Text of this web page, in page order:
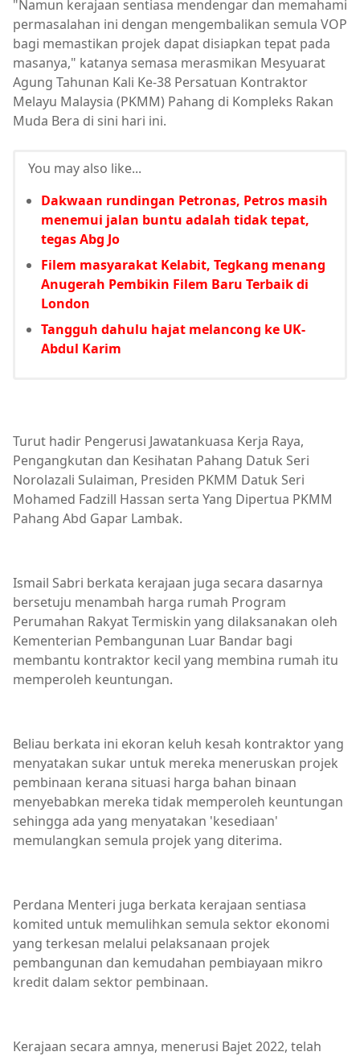
"Namun kerajaan sentiasa mendengar dan memahami
permasalahan ini dengan mengembalikan semula VOP
bagi memastikan projek dapat disiapkan tepat pada
masanya," katanya semasa merasmikan Mesyuarat
Agung Tahunan Kali Ke-38 Persatuan Kontraktor
Melayu Malaysia (PKMM) Pahang di Kompleks Rakan
Muda Bera di sini hari ini.
You may also like...
Dakwaan rundingan Petronas, Petros masih
menemui jalan buntu adalah tidak tepat,
tegas Abg Jo
Filem masyarakat Kelabit, Tegkang menang
Anugerah Pembikin Filem Baru Terbaik di
London
Tangguh dahulu hajat melancong ke UK-
Abdul Karim
Turut hadir Pengerusi Jawatankuasa Kerja Raya,
Pengangkutan dan Kesihatan Pahang Datuk Seri
Norolazali Sulaiman, Presiden PKMM Datuk Seri
Mohamed Fadzill Hassan serta Yang Dipertua PKMM
Pahang Abd Gapar Lambak.
Ismail Sabri berkata kerajaan juga secara dasarnya
bersetuju menambah harga rumah Program
Perumahan Rakyat Termiskin yang dilaksanakan oleh
Kementerian Pembangunan Luar Bandar bagi
membantu kontraktor kecil yang membina rumah itu
memperoleh keuntungan.
Beliau berkata ini ekoran keluh kesah kontraktor yang
menyatakan sukar untuk mereka meneruskan projek
pembinaan kerana situasi harga bahan binaan
menyebabkan mereka tidak memperoleh keuntungan
sehingga ada yang menyatakan 'kesediaan'
memulangkan semula projek yang diterima.
Perdana Menteri juga berkata kerajaan sentiasa
komited untuk memulihkan semula sektor ekonomi
yang terkesan melalui pelaksanaan projek
pembangunan dan kemudahan pembiayaan mikro
kredit dalam sektor pembinaan.
Kerajaan secara amnya, menerusi Bajet 2022, telah